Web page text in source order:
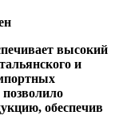
высокий
и
обеспечив